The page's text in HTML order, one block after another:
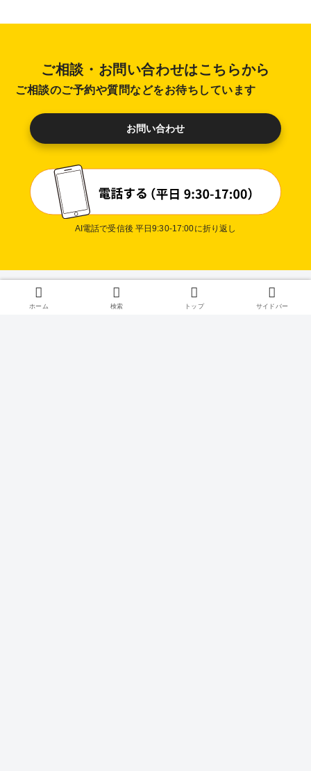
ご相談・お問い合わせはこちらから
ご相談のご予約や質問などをお待ちしています
お問い合わせ
AI電話で受信後 平日9:30-17:00に折り返し
プライバシ
ホーム 検索 トップ サイドバー